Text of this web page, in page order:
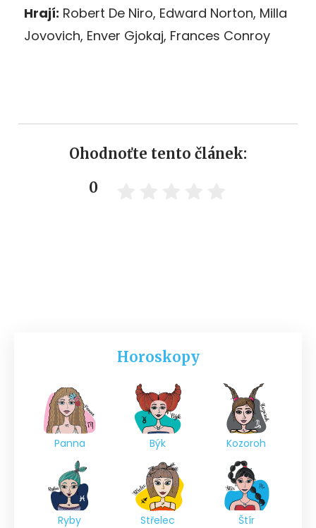
Hrají: Robert De Niro, Edward Norton, Milla
Jovovich, Enver Gjokaj, Frances Conroy
Ohodnoťte tento článek:
0
Horoskopy
Panna Býk Kozoroh
Ryby Střelec Štír